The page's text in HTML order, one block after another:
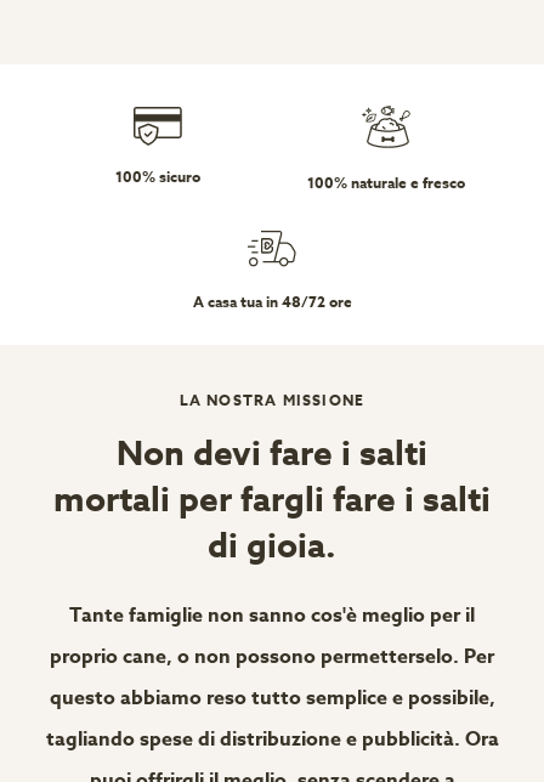
100% sicuro 100% naturale e fresco
A casa tua in 48/72 ore
LA NOSTRA MISSIONE
Non devi fare i salti
mortali per fargli fare i salti
di gioia.
Tante famiglie non sanno cos'è meglio per il
proprio cane, o non possono permetterselo. Per
questo abbiamo reso tutto semplice e possibile,
tagliando spese di distribuzione e pubblicità. Ora